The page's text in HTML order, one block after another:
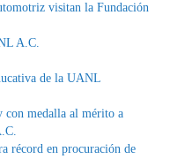
visitan la Fundación
A.C.
de la UANL
con medalla al mérito a
récord en procuración de